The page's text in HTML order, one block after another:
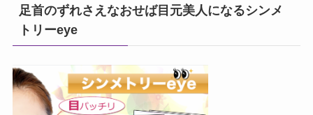
足首のずれさえなおせば目元美人になるシンメ
トリーeye